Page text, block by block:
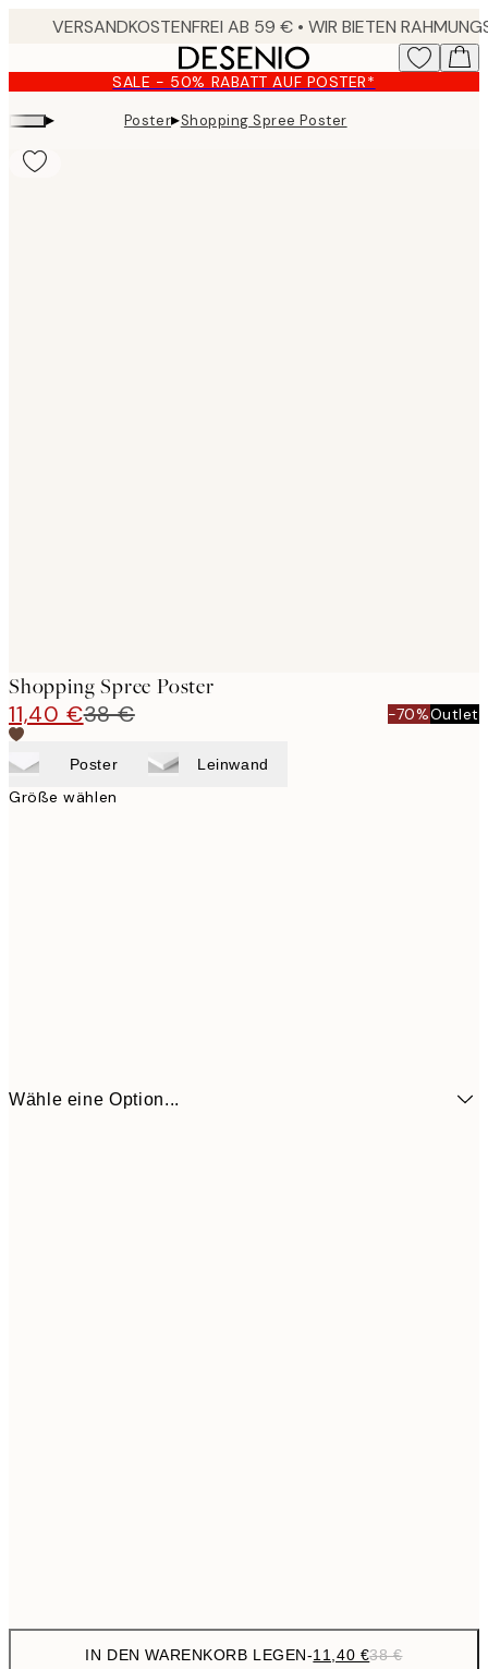
content.
SALE - 50% RABATT AUF POSTER*
▸ Poster▸Shopping Spree Poster
Shopping Spree Poster
11,40 €38 € -70%Outlet
Poster Leinwand
Größe wählen
Wähle eine Option...
IN DEN WARENKORB LEGEN-11,40 €38 €